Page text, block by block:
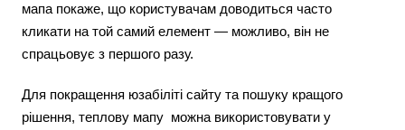
мапа покаже, що користувачам доводиться часто
кликати на той самий елемент — можливо, він не
спрацьовує з першого разу.
Для покращення юзабіліті сайту та пошуку кращого
рішення, теплову мапу можна використовувати у